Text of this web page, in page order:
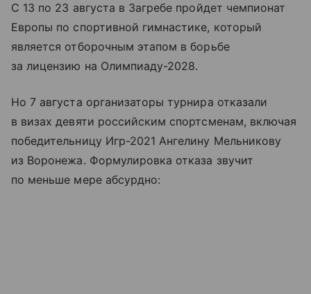
С 13 по 23 августа в Загребе пройдет чемпионат
Европы по спортивной гимнастике, который
является отборочным этапом в борьбе
за лицензию на Олимпиаду-2028.
Но 7 августа организаторы турнира отказали
в визах девяти российским спортсменам, включая
победительницу Игр-2021 Ангелину Мельникову
из Воронежа. Формулировка отказа звучит
по меньше мере абсурдно: